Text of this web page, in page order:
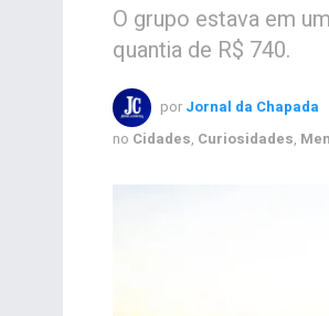
O grupo estava em
quantia de R$ 740.
por Jornal da Chapada
no Cidades, Curiosidades,